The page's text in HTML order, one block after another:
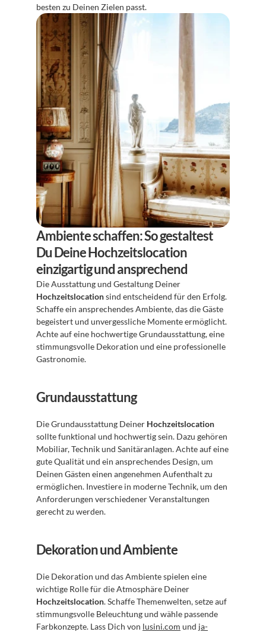
besten zu Deinen Zielen passt.
Ambiente schaffen: So gestaltest
Du Deine Hochzeitslocation
einzigartig und ansprechend
Hochzeitslocation sind entscheidend für den Erfolg.
Schaffe ein ansprechendes Ambiente, das die Gäste
begeistert und unvergessliche Momente ermöglicht.
Achte auf eine hochwertige Grundausstattung, eine
stimmungsvolle Dekoration und eine professionelle
Gastronomie.
Grundausstattung
Die Grundausstattung Deiner Hochzeitslocation
sollte funktional und hochwertig sein. Dazu gehören
Mobiliar, Technik und Sanitäranlagen. Achte auf eine
gute Qualität und ein ansprechendes Design, um
Deinen Gästen einen angenehmen Aufenthalt zu
ermöglichen. Investiere in moderne Technik, um den
Anforderungen verschiedener Veranstaltungen
gerecht zu werden.
Dekoration und Ambiente
Die Dekoration und das Ambiente spielen eine
Hochzeitslocation. Schaffe Themenwelten, setze auf
stimmungsvolle Beleuchtung und wähle passende
Farbkonzepte. Lass Dich von lusini.com und ja-